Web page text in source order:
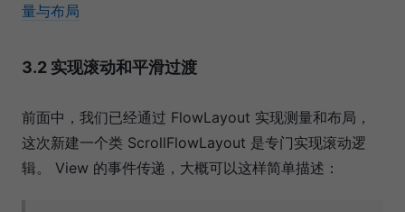
量与布局
3.2 实现滚动和平滑过渡
前面中，我们已经通过 FlowLayout 实现测量和布局，
这次新建一个类 ScrollFlowLayout 是专门实现滚动逻
辑。 View 的事件传递，大概可以这样简单描述：